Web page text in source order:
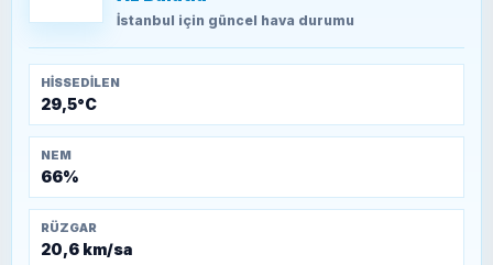
Kütahya-Eskişehir Muharebeleri (10-24
İstanbul için güncel hava durumu
HISSEDILEN
29,5°C
NEM
66%
RÜZGAR
20,6 km/sa